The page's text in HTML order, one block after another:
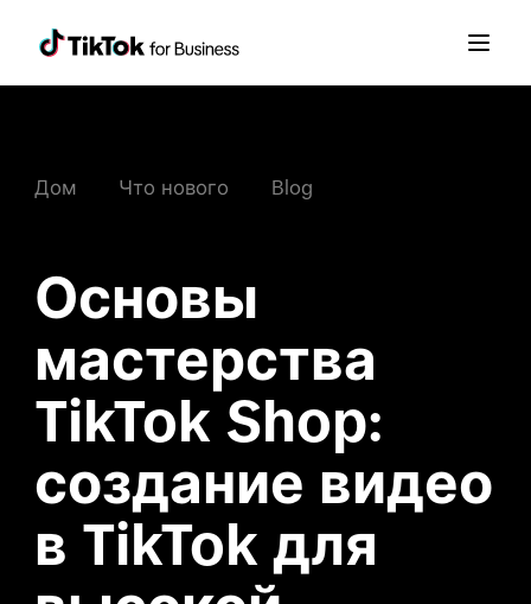
Дом Что нового Blog
Основы
мастерства
TikTok Shop:
создание видео
в TikTok для